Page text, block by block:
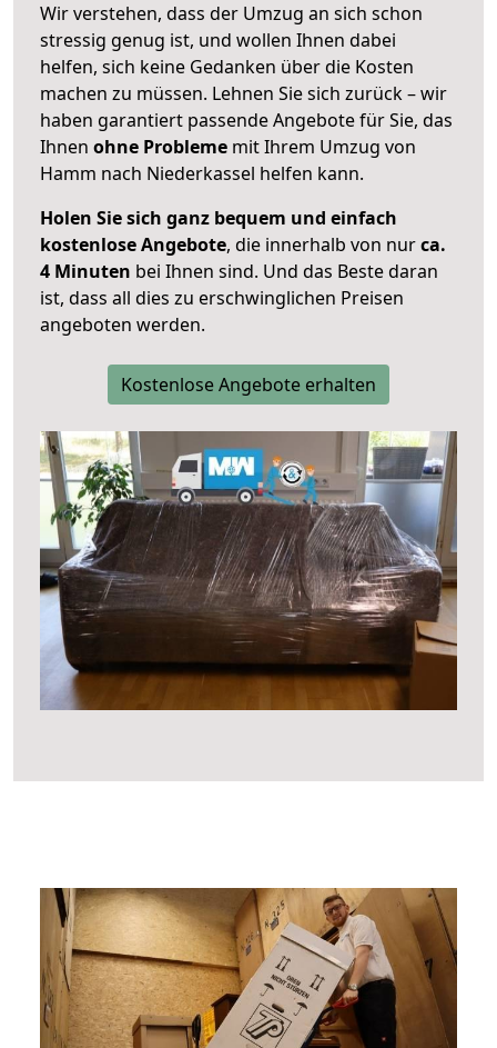
Wir verstehen, dass der Umzug an sich schon
stressig genug ist, und wollen Ihnen dabei
helfen, sich keine Gedanken über die Kosten
machen zu müssen. Lehnen Sie sich zurück – wir
haben garantiert passende Angebote für Sie, das
Ihnen ohne Probleme mit Ihrem Umzug von
Hamm nach Niederkassel helfen kann.
Holen Sie sich ganz bequem und einfach
kostenlose Angebote, die innerhalb von nurca.
4 Minuten bei Ihnen sind. Und das Beste daran
ist, dass all dies zu erschwinglichen Preisen
angeboten werden.
Kostenlose Angebote erhalten